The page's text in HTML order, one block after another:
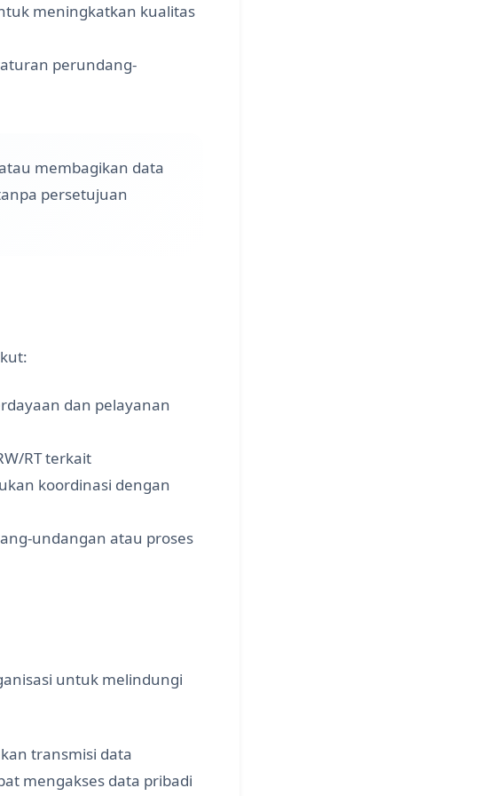
meningkatkan kualitas
perundang-
membagikan data
persetujuan
dan pelayanan
RT terkait
koordinasi dengan
undangan atau proses
untuk melindungi
transmisi data
mengakses data pribadi